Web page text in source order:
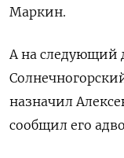
Маркин.
А на следующий
назначил
сообщил его